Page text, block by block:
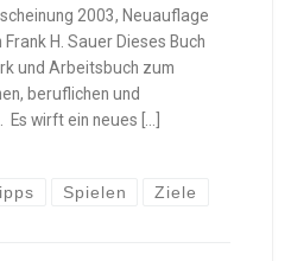
2003, Neuauflage
H. Sauer Dieses Buch
und Arbeitsbuch zum
beruflichen und
Es wirft ein neues […]
Spielen Ziele